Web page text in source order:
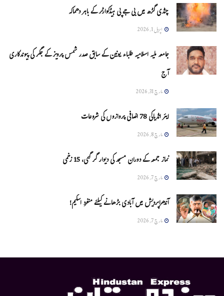
چنڈی گڑھ میں بی جے پی ہیڈکوارٹر کے باہر دھماکہ
اپریل 1, 2026
جامعہ ملیہ اسلامیہ طلباء یونین کے سابق صدر شمس پرویز کے جگر کی پیوندکاری
آج
مارچ 31, 2026
ایئر انڈیاکی 78 اضافی پروازوں کی شروعات
مارچ 8, 2026
نماز جمعہ کے دوران مسجد کی دیوار گر گئی، 15 زخمی
مارچ 7, 2026
آندھراپردیش میں آبادی بڑھانے کیلئے منفرد اسکیم!
مارچ 7, 2026